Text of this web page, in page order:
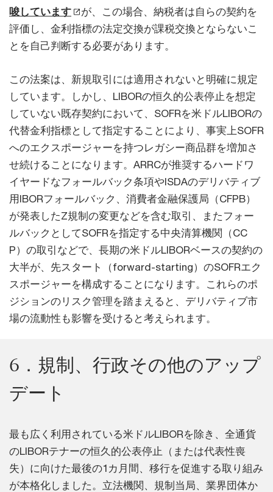
唆しています
が、この場合、納税者は自らの契約を
評価し、金利指標の法定交換が課税交換とならないこ
とを自己判断する必要があります。
この法案は、新規取引には適用されないと明確に規定
しています。しかし、LIBORの恒久的公表停止を想定
していない既存契約において、SOFRを米ドルLIBORの
代替金利指標として指定することにより、事実上SOFR
へのエクスポージャーを持つレガシー商品群を増加さ
せ続けることになります。ARRCが推奨するハードワ
イヤードなフォールバック条項やISDAのデリバティブ
用IBORフォールバック、消費者金融保護局（CFPB）
が発表したZ規制の変更などを含む取引、またフォー
ルバックとしてSOFRを指定する中央清算機関（CC
P）の取引などで、長期の米ドルLIBORベースの契約の
大半が、先スタート（forward-starting）のSOFRエク
スポージャーを構成することになります。これらのポ
ジションのリスク管理を踏まえると、デリバティブ市
場の流動性も影響を受けると考えられます。
6．規制、行政その他のアップ
デート
最も広く利用されている米ドルLIBORを除き、全通貨
のLIBORテナーの恒久的公表停止（または代表性喪
失）に向けた最後の1カ月間、移行を促進する取り組み
が本格化しました。立法機関、規制当局、業界団体か